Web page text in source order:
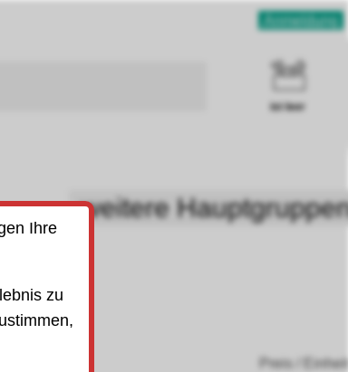
Anmeldung
ist leer
weitere
Preis / Einheit
Ihre
zu